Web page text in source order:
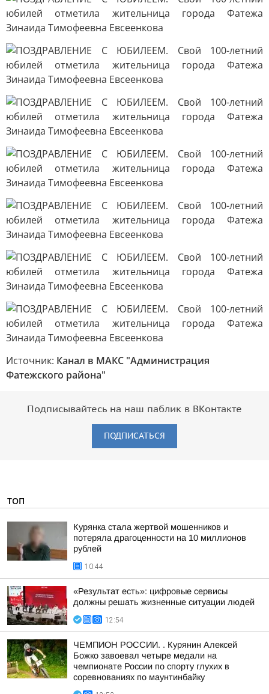
Источник: Канал в МАКС "Администрация
Фатежского района"
Подписывайтесь на наш паблик в ВКонтакте
ПОДПИСАТЬСЯ
ТОП
Курянка стала жертвой мошенников и
потеряла драгоценности на 10 миллионов
рублей
10:44
«Результат есть»: цифровые сервисы
должны решать жизненные ситуации людей
12:54
ЧЕМПИОН РОССИИ. . Курянин Алексей
Божко завоевал четыре медали на
чемпионате России по спорту глухих в
соревнованиях по маунтинбайку